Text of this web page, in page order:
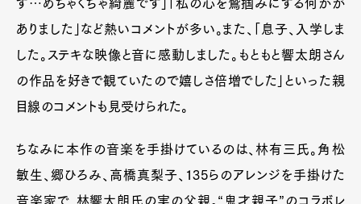
す…めちゃくちゃ綺麗です」「私の心を鷲掴みにする何かが
ありました」など熱いコメントが多い。また、「息子、入学しま
した。ステキな映像と音に感動しました。もともと響太朗さん
の作品を好きで観ていたので嬉しさ倍増でした」といった親
目線のコメントも見受けられた。
ちなみに本作の音楽を手掛けているのは、林有三氏。角松
敏生、郷ひろみ、高橋真梨子、135らのアレンジを手掛けた
音楽家で、林響太朗氏の実の父親。“鬼才親子”のコラボレ